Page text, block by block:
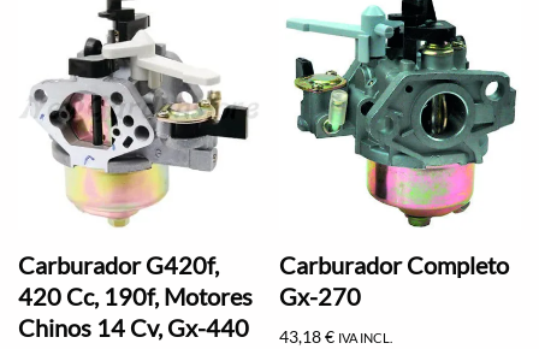
Carburador G420f,
420 Cc, 190f, Motores
Chinos 14 Cv, Gx-440
Carburador Completo
Gx-270
43,18€ IVA INCL.